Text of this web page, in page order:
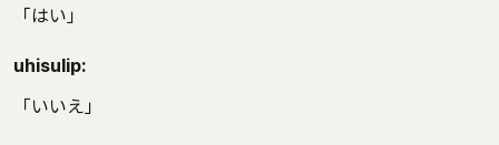
「はい」
uhisulip:
「いいえ」